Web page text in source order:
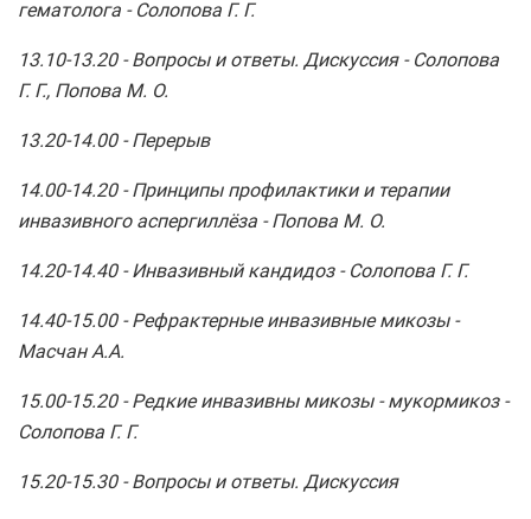
гематолога - Солопова Г. Г.
13.10-13.20 -Вопросы и ответы. Дискуссия - Солопова
Г. Г., Попова М. О.
13.20-14.00- Перерыв
14.00-14.20-Принципы профилактики и терапии
инвазивного аспергиллёза -Попова М. О.
14.20-14.40 -Инвазивный кандидоз - Солопова Г. Г.
14.40-15.00 -Рефрактерные инвазивные микозы -
Масчан А.А.
15.00-15.20 -Редкие инвазивны микозы - мукормикоз -
Солопова Г. Г.
15.20-15.30 -Вопросы и ответы. Дискуссия